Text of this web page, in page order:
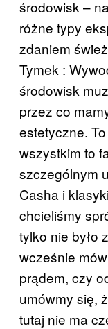
środowisk –
różne typy
zdaniem
Tymek :
środowisk
przez co
estetyczne.
wszystkim to
szczególnym
Casha i
chcieliśmy
tylko nie było
wcześnie
prądem, czy
umówmy się,
tutaj nie ma